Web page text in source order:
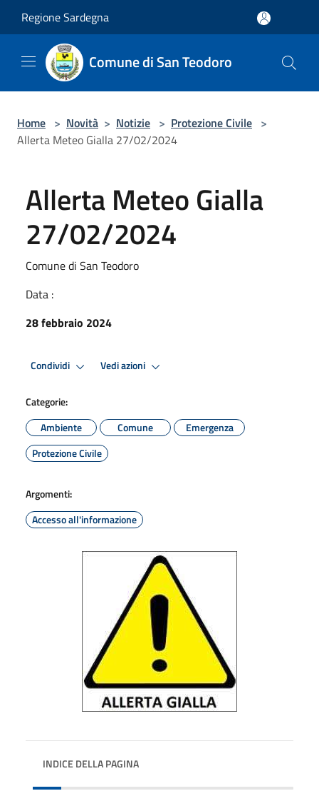
Regione Sardegna
Comune di San Teodoro
Home > Novità > Notizie > Protezione Civile >
Allerta Meteo Gialla 27/02/2024
Allerta Meteo Gialla
27/02/2024
Comune di San Teodoro
Data :
28 febbraio 2024
Condividi Vedi azioni
Categorie:
Ambiente
Comune
Emergenza
Protezione Civile
Argomenti:
Accesso all'informazione
INDICE DELLA PAGINA